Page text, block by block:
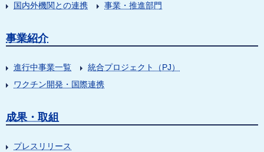
国内外機関との連携
事業・推進部門
事業紹介
進行中事業一覧
統合プロジェクト（PJ）
ワクチン開発・国際連携
成果・取組
プレスリリース